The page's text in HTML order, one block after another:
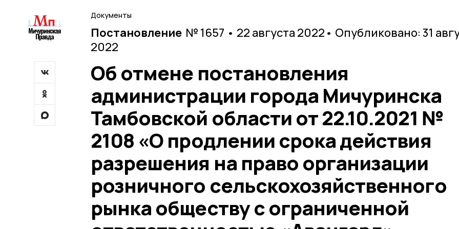
Документы
Постановление № 1657 • 22 августа 2022 • Опубликовано: 31
2022
Об отмене постановления
администрации города Мичуринска
Тамбовской области от 22.10.2021 №
2108 «О продлении срока действия
разрешения на право организации
розничного сельскохозяйственного
рынка обществу с ограниченной